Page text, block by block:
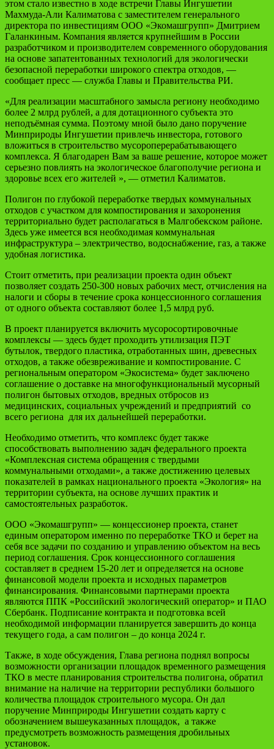
этом стало известно в ходе встречи Главы Ингушетии
Махмуда-Али Калиматова с заместителем генерального
директора по инвестициям ООО «Экомашгрупп» Дмитрием
Галанкиным. Компания является крупнейшим в России
разработчиком и производителем современного оборудования
на основе запатентованных технологий для экологически
безопасной переработки широкого спектра отходов, —
сообщает пресс — служба Главы и Правительства РИ.
«Для реализации масштабного замысла региону необходимо
более 2 млрд рублей, а для дотационного субъекта это
неподъёмная сумма. Поэтому мной было дано поручение
Минприроды Ингушетии привлечь инвестора, готового
вложиться в строительство мусороперерабатывающего
комплекса. Я благодарен Вам за ваше решение, которое может
серьезно повлиять на экологическое благополучие региона и
здоровье всех его жителей », — отметил Калиматов.
Полигон по глубокой переработке твердых коммунальных
отходов с участком для компостирования и захоронения
территориально будет располагаться в Малгобекском районе.
Здесь уже имеется вся необходимая коммунальная
инфраструктура – электричество, водоснабжение, газ, а также
удобная логистика.
Стоит отметить, при реализации проекта один объект
позволяет создать 250-300 новых рабочих мест, отчисления на
налоги и сборы в течение срока концессионного соглашения
от одного объекта составляют более 1,5 млрд руб.
В проект планируется включить мусоросортировочные
комплексы — здесь будет проходить утилизация ПЭТ
бутылок, твердого пластика, отработанных шин, древесных
отходов, а также обезвреживание и компостирование. С
региональным оператором «Экосистема» будет заключено
соглашение о доставке на многофункциональный мусорный
полигон бытовых отходов, вредных отбросов из
медицинских, социальных учреждений и предприятий со
всего региона для их дальнейшей переработки.
Необходимо отметить, что комплекс будет также
способствовать выполнению задач федерального проекта
«Комплексная система обращения с твердыми
коммунальными отходами», а также достижению целевых
показателей в рамках национального проекта «Экология» на
территории субъекта, на основе лучших практик и
самостоятельных разработок.
ООО «Экомашгрупп» — концессионер проекта, станет
единым оператором именно по переработке ТКО и берет на
себя все задачи по созданию и управлению объектом на весь
период соглашения. Срок концессионного соглашения
составляет в среднем 15-20 лет и определяется на основе
финансовой модели проекта и исходных параметров
финансирования. Финансовыми партнерами проекта
являются ППК «Российский экологический оператор» и ПАО
Сбербанк. Подписание контракта и подготовка всей
необходимой информации планируется завершить до конца
текущего года, а сам полигон – до конца 2024 г.
Также, в ходе обсуждения, Глава региона поднял вопросы
возможности организации площадок временного размещения
ТКО в месте планирования строительства полигона, обратил
внимание на наличие на территории республики большого
количества площадок строительного мусора. Он дал
поручение Минприроды Ингушетии создать карту с
обозначением вышеуказанных площадок, а также
предусмотреть возможность размещения дробильных
установок.